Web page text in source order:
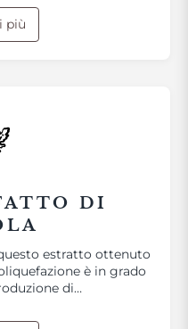
più
DI
estratto ottenuto
è in grado
di…